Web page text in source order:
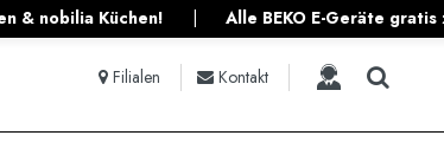
E-Geräte gratis zu jeder Planküche! |
Filialen Kontakt